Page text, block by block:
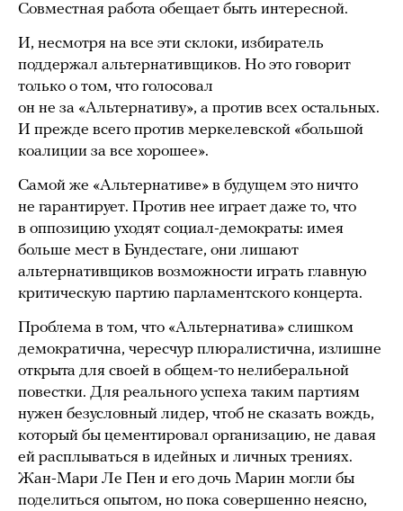
Совместная работа обещает быть интересной.
И, несмотря на все эти склоки, избиратель
поддержал альтернативщиков. Но это говорит
только о том, что голосовал
он не за «Альтернативу», а против всех остальных.
И прежде всего против меркелевской «большой
коалиции за все хорошее».
Самой же «Альтернативе» в будущем это ничто
не гарантирует. Против нее играет даже то, что
в оппозицию уходят социал-демократы: имея
больше мест в Бундестаге, они лишают
альтернативщиков возможности играть главную
критическую партию парламентского концерта.
Проблема в том, что «Альтернатива» слишком
демократична, чересчур плюралистична, излишне
открыта для своей в общем-то нелиберальной
повестки. Для реального успеха таким партиям
нужен безусловный лидер, чтоб не сказать вождь,
который бы цементировал организацию, не давая
ей расплываться в идейных и личных трениях.
Жан-Мари Ле Пен и его дочь Марин могли бы
поделиться опытом, но пока совершенно неясно,